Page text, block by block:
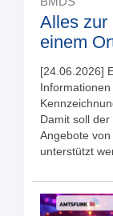
Alles zur
einem
[24.06.2026]
Damit soll
Angebote
unterstützt